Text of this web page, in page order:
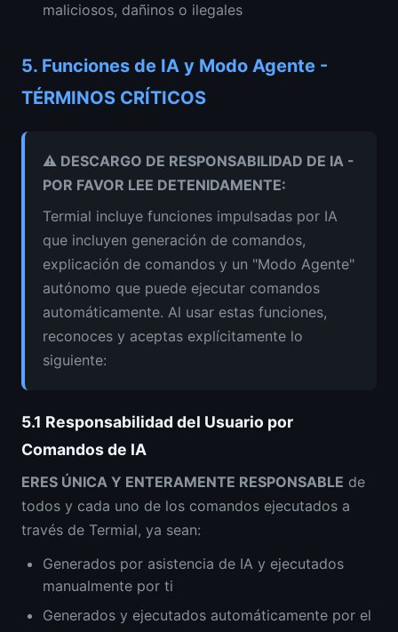
maliciosos, dañinos o ilegales
5. Funciones de IA y Modo Agente -
TÉRMINOS CRÍTICOS
⚠️ DESCARGO DE RESPONSABILIDAD DE IA -
POR FAVOR LEE DETENIDAMENTE:
Termial incluye funciones impulsadas por IA
que incluyen generación de comandos,
explicación de comandos y un "Modo Agente"
autónomo que puede ejecutar comandos
automáticamente. Al usar estas funciones,
reconoces y aceptas explícitamente lo
siguiente:
5.1 Responsabilidad del Usuario por
Comandos de IA
ERES ÚNICA Y ENTERAMENTE RESPONSABLE de
todos y cada uno de los comandos ejecutados a
través de Termial, ya sean:
Generados por asistencia de IA y ejecutados
manualmente por ti
Generados y ejecutados automáticamente por el